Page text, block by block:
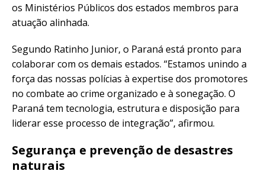
os Ministérios Públicos dos estados membros para
atuação alinhada.
Segundo Ratinho Junior, o Paraná está pronto para
colaborar com os demais estados. “Estamos unindo a
força das nossas polícias à expertise dos promotores
no combate ao crime organizado e à sonegação. O
Paraná tem tecnologia, estrutura e disposição para
liderar esse processo de integração”, afirmou.
Segurança e prevenção de desastres
naturais